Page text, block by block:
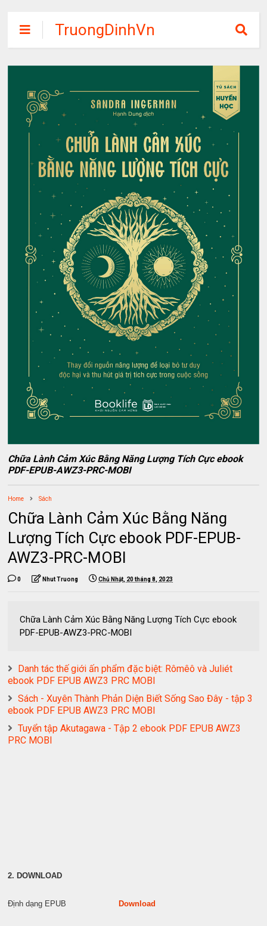
TruongDinhVn
Chia sẽ ebook,
các khóa học,
tập miễn phí
Chữa Lành Cảm Xúc Bằng Năng Lượng Tích Cực ebook
PDF-EPUB-AWZ3-PRC-MOBI
Home Sách
Chữa Lành Cảm Xúc Bằng Năng
Lượng Tích Cực ebook PDF-EPUB-
AWZ3-PRC-MOBI
0 Nhut Truong Chủ Nhật, 20 tháng 8, 2023
Chữa Lành Cảm Xúc Bằng Năng Lượng Tích Cực ebook
PDF-EPUB-AWZ3-PRC-MOBI
Danh tác thế giới ấn phẩm đặc biệt: Rômêô và Juliét
ebook PDF EPUB AWZ3 PRC MOBI
Sách - Xuyên Thành Phản Diện Biết Sống Sao Đây - tập 3
ebook PDF EPUB AWZ3 PRC MOBI
Tuyển tập Akutagawa - Tập 2 ebook PDF EPUB AWZ3
PRC MOBI
2. DOWNLOAD
Định dạng EPUBDownload